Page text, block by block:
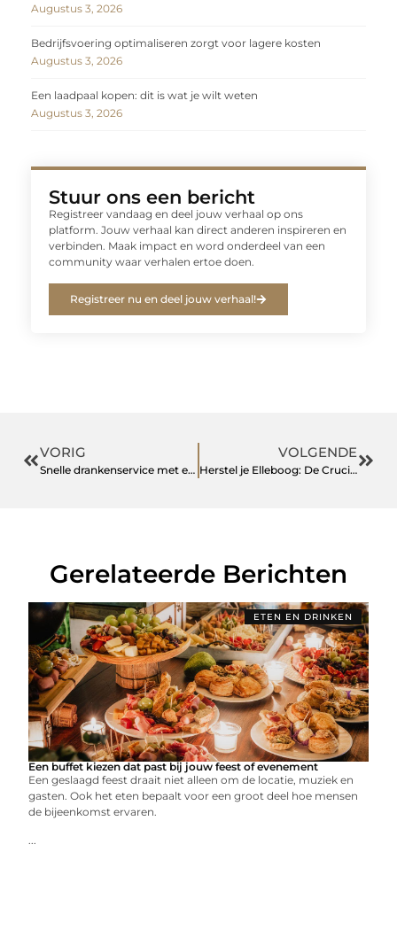
Augustus 3, 2026
Bedrijfsvoering optimaliseren zorgt voor lagere kosten
Augustus 3, 2026
Een laadpaal kopen: dit is wat je wilt weten
Augustus 3, 2026
Stuur ons een bericht
Registreer vandaag en deel jouw verhaal op ons
platform. Jouw verhaal kan direct anderen inspireren en
verbinden. Maak impact en word onderdeel van een
community waar verhalen ertoe doen.
Registreer nu en deel jouw verhaal!
VORIG
Snelle drankenservice met een groot assortiment
VOLGENDE
Herstel je Elleboog: De Cruciale Rol van Fysiotherapie bij Radiuskopfractuur
Gerelateerde Berichten
ETEN EN DRINKEN
Een buffet kiezen dat past bij jouw feest of evenement
Een geslaagd feest draait niet alleen om de locatie, muziek en
gasten. Ook het eten bepaalt voor een groot deel hoe mensen
de bijeenkomst ervaren.
...